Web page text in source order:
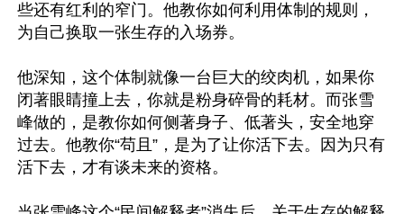
些还有红利的窄门。他教你如何利用体制的规则，
为自己换取一张生存的入场券。
他深知，这个体制就像一台巨大的绞肉机，如果你
闭著眼睛撞上去，你就是粉身碎骨的耗材。而张雪
峰做的，是教你如何侧著身子、低著头，安全地穿
过去。他教你“苟且”，是为了让你活下去。因为只有
活下去，才有谈未来的资格。